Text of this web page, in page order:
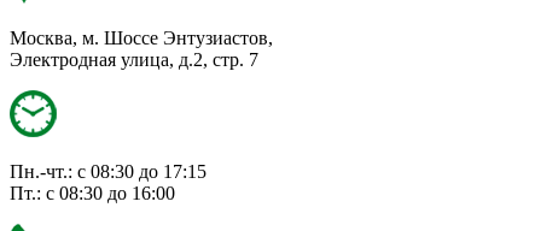
Москва, м. Шоссе Энтузиастов,
Электродная улица, д.2, стр. 7
Пн.-чт.: с 08:30 до 17:15
Пт.: с 08:30 до 16:00